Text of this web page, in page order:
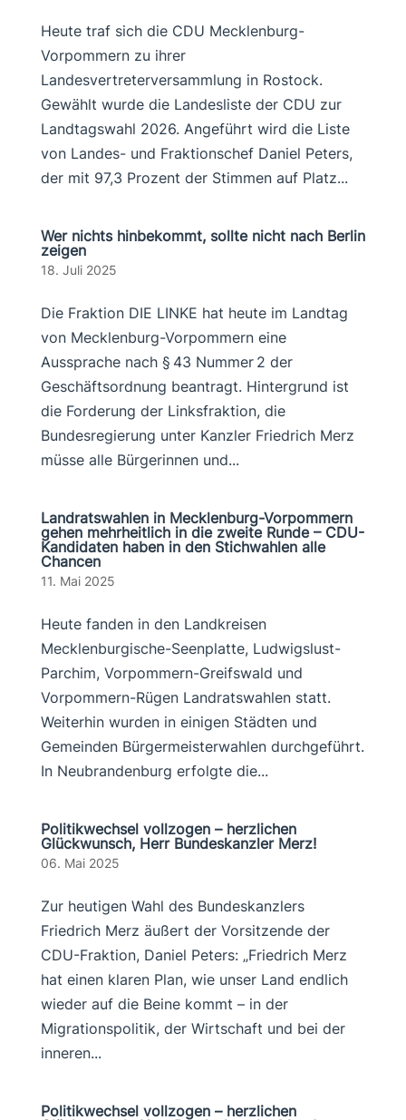
Heute traf sich die CDU Mecklenburg-
Vorpommern zu ihrer
Landesvertreterversammlung in Rostock.
Gewählt wurde die Landesliste der CDU zur
Landtagswahl 2026. Angeführt wird die Liste
von Landes- und Fraktionschef Daniel Peters,
der mit 97,3 Prozent der Stimmen auf Platz...
Wer nichts hinbekommt, sollte nicht nach Berlin
zeigen
18. Juli 2025
Die Fraktion DIE LINKE hat heute im Landtag
von Mecklenburg-Vorpommern eine
Aussprache nach § 43 Nummer 2 der
Geschäftsordnung beantragt. Hintergrund ist
die Forderung der Linksfraktion, die
Bundesregierung unter Kanzler Friedrich Merz
müsse alle Bürgerinnen und...
Landratswahlen in Mecklenburg-Vorpommern
gehen mehrheitlich in die zweite Runde – CDU-
Kandidaten haben in den Stichwahlen alle
Chancen
11. Mai 2025
Heute fanden in den Landkreisen
Mecklenburgische-Seenplatte, Ludwigslust-
Parchim, Vorpommern-Greifswald und
Vorpommern-Rügen Landratswahlen statt.
Weiterhin wurden in einigen Städten und
Gemeinden Bürgermeisterwahlen durchgeführt.
In Neubrandenburg erfolgte die...
Politikwechsel vollzogen – herzlichen
Glückwunsch, Herr Bundeskanzler Merz!
06. Mai 2025
Zur heutigen Wahl des Bundeskanzlers
Friedrich Merz äußert der Vorsitzende der
CDU-Fraktion, Daniel Peters: „Friedrich Merz
hat einen klaren Plan, wie unser Land endlich
wieder auf die Beine kommt – in der
Migrationspolitik, der Wirtschaft und bei der
inneren...
Politikwechsel vollzogen – herzlichen